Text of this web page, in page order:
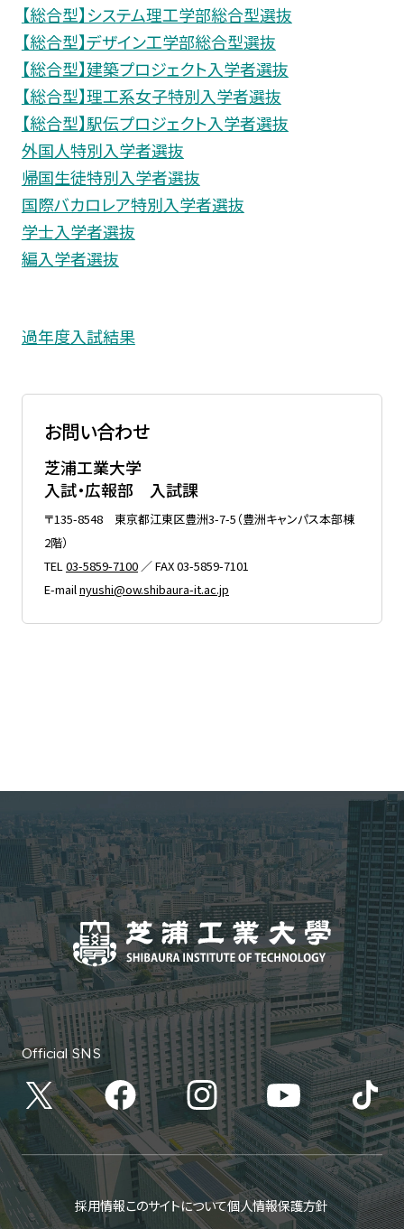
【総合型】システム理工学部総合型選抜
【総合型】デザイン工学部総合型選抜
【総合型】建築プロジェクト入学者選抜
【総合型】理工系女子特別入学者選抜
【総合型】駅伝プロジェクト入学者選抜
外国人特別入学者選抜
帰国生徒特別入学者選抜
国際バカロレア特別入学者選抜
学士入学者選抜
編入学者選抜
過年度入試結果
お問い合わせ
芝浦工業大学
入試・広報部 入試課
〒135-8548 東京都江東区豊洲3-7-5（豊洲キャンパス本部棟
2階）
TEL 03-5859-7100／ FAX 03-5859-7101
E-mail nyushi@ow.shibaura-it.ac.jp
Official SNS
採用情報このサイトについて個人情報保護方針